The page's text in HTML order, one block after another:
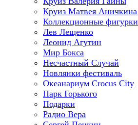
Круиз Матвея Аничкина
Коллекционные фигурки
Лев Лещенко
Леонид Агутин
Мир Бокса
Несчастный Случай
Новлянки фестиваль
Океанариум Crocus City
Парк Горького
Подарки
Радио Вера